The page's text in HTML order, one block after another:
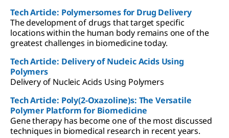
Tech Article: Polymersomes for Drug Delivery
The development of drugs that target specific
locations within the human body remains one of the
greatest challenges in biomedicine today.
Tech Article: Delivery of Nucleic Acids Using
Polymers
Delivery of Nucleic Acids Using Polymers
Tech Article: Poly(2-Oxazoline)s: The Versatile
Polymer Platform for Biomedicine
Gene therapy has become one of the most discussed
techniques in biomedical research in recent years.